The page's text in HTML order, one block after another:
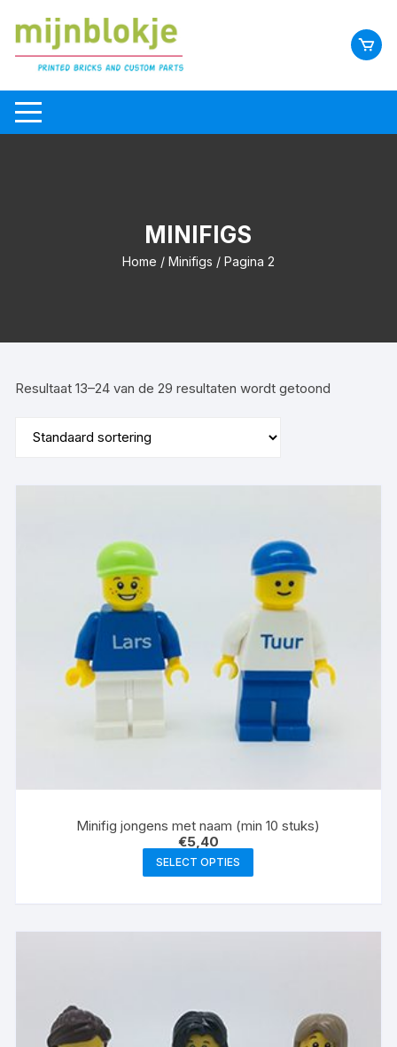
MINIFIGS
Home / Minifigs / Pagina 2
Resultaat 13–24 van de 29 resultaten wordt getoond
Minifig jongens met naam (min 10 stuks)
€5,40
SELECT OPTIES